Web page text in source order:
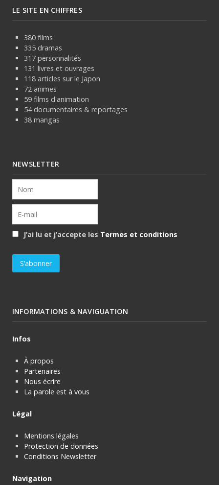
LE SITE EN CHIFFRES
380 films
335 dramas
317 personnalités
131 livres et ouvrages
118 articles sur le Japon
72 animes
59 films d'animation
54 documentaires & reportages
38 mangas
NEWSLETTER
J’ai lu et j’accepte les Termes et conditions
INFORMATIONS & NAVIGUATION
Infos
À propos
Partenaires
Nous écrire
La parole est à vous
Légal
Mentions légales
Protection de données
Conditions Newsletter
Navigation